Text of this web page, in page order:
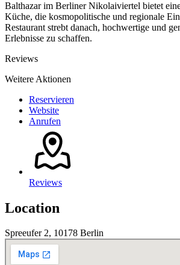
Balthazar im Berliner Nikolaiviertel bietet
Küche, die kosmopolitische und regionale
Restaurant strebt danach, hochwertige und
Erlebnisse zu schaffen.
Reviews
Weitere Aktionen
Reservieren
Website
Anrufen
Reviews
Location
Spreeufer 2, 10178 Berlin